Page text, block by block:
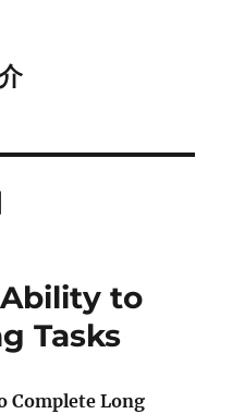
to
Tasks
Complete Long